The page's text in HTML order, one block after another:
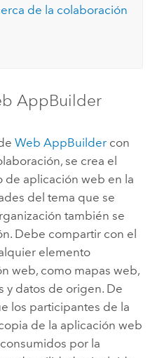
de la colaboración
AppBuilder
Web AppBuildercon
se crea el
aplicación web en la
del tema que se
también se
Debe compartir con el
elemento
web, como mapas web,
y datos de origen. De
los participantes de la
de la aplicación web
por la